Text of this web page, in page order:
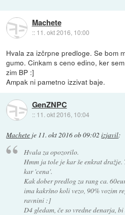
Machete
:: 11. okt 2016, 10:00
Hvala za izčrpne predloge. Se bom
gumo. Cinkam s ceno edino, ker
zim BP :]
Ampak ni pametno izzivat baje.
GenZNPC
:: 11. okt 2016, 10:04
Machete je 11. okt 2016 ob 09:02 izjavil:
Hvala za opozorilo.
Hmm ja tole je kar še enkrat
kar 'cena'.
Kak dober predlog za rang ca.
ima kakršno koli vezo, 90% vozim
ravnini :]
D4 gledam, če so vredne denarja,